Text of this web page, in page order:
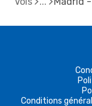
Conditions